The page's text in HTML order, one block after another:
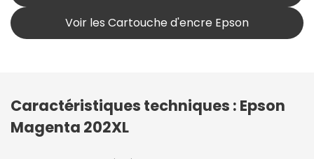
Voir les Cartouche d'encre Epson
Caractéristiques techniques : Epson
Magenta 202XL